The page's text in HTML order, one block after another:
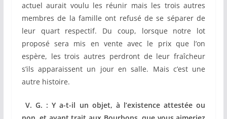
actuel aurait voulu les réunir mais les trois autres
membres de la famille ont refusé de se séparer de
leur quart respectif. Du coup, lorsque notre lot
proposé sera mis en vente avec le prix que l’on
espère, les trois autres perdront de leur fraîcheur
s’ils apparaissent un jour en salle. Mais c’est une
autre histoire.
V. G. : Y a-t-il un objet, à l’existence attestée ou